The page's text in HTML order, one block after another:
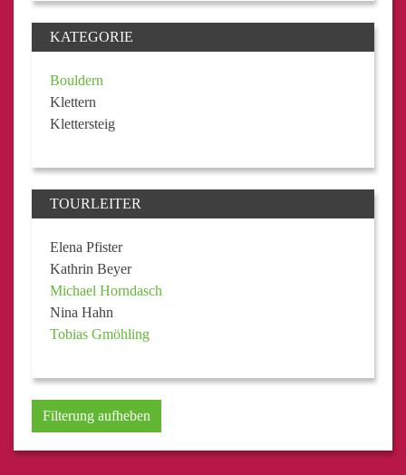
KATEGORIE
Bouldern
Klettern
Klettersteig
TOURLEITER
Elena Pfister
Kathrin Beyer
Michael Horndasch
Nina Hahn
Tobias Gmöhling
Filterung aufheben